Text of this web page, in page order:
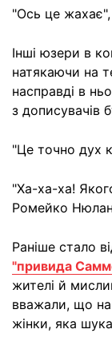
"Ось це
Інші юзери в
натякаючи на
насправді в
з дописувачів
"Це точно дух
"Ха-ха-ха!
Ромейко
Раніше стало
"привида
жителі й
вважали, що на
жінки, яка